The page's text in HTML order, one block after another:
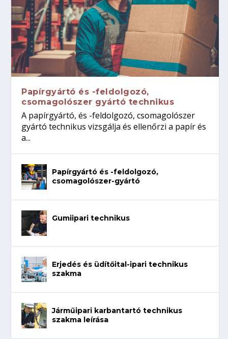
Papírgyártó és -feldolgozó,
csomagolószer gyártó technikus
A papírgyártó, és -feldolgozó, csomagolószer
gyártó technikus vizsgálja és ellenőrzi a papír és
a...
Papírgyártó és -feldolgozó,
csomagolószer-gyártó
Gumiipari technikus
Erjedés és üdítőital-ipari technikus
szakma
Járműipari karbantartó technikus
szakma leírása